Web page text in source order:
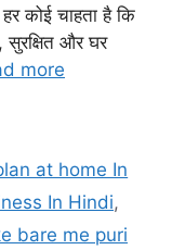
हर कोई चाहता है कि
और घर
more
at home In
In Hindi,
bare me puri